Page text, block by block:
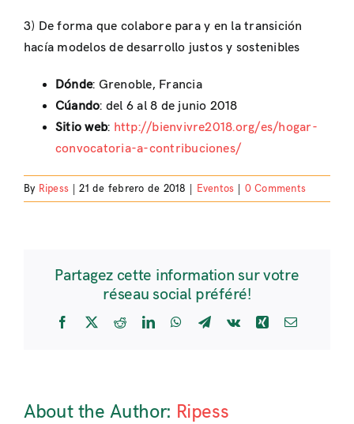
3) De forma que colabore para y en la transición
hacía modelos de desarrollo justos y sostenibles
Dónde: Grenoble, Francia
Cúando: del 6 al 8 de junio 2018
Sitio web: http://bienvivre2018.org/es/hogar-
convocatoria-a-contribuciones/
By Ripess 21 de febrero de 2018 Eventos 0 Comments
Partagez cette information sur votre
réseau social préféré!
Facebook
X RedditLinkedInWhatsApp
Telegram
Vk Xing Email
About the Author: Ripess